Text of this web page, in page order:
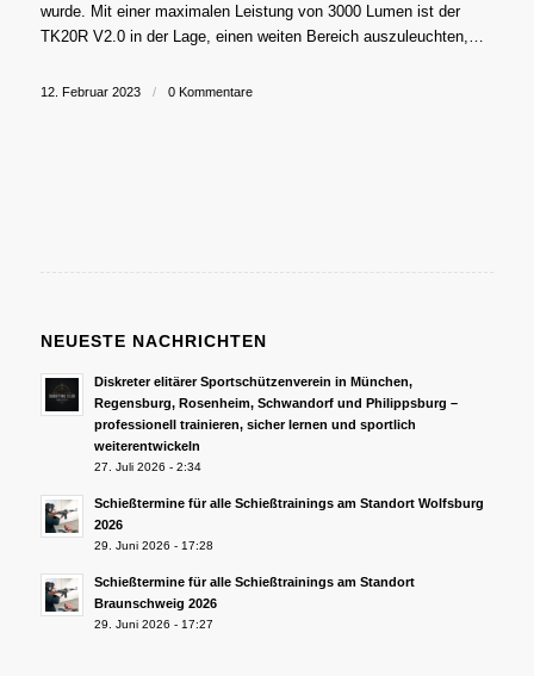
wurde. Mit einer maximalen Leistung von 3000 Lumen ist der
TK20R V2.0 in der Lage, einen weiten Bereich auszuleuchten,…
12. Februar 2023 / 0 Kommentare
NEUESTE NACHRICHTEN
Diskreter elitärer Sportschützenverein in München,
Regensburg, Rosenheim, Schwandorf und Philippsburg –
professionell trainieren, sicher lernen und sportlich
weiterentwickeln
27. Juli 2026 - 2:34
Schießtermine für alle Schießtrainings am Standort Wolfsburg
2026
29. Juni 2026 - 17:28
Schießtermine für alle Schießtrainings am Standort
Braunschweig 2026
29. Juni 2026 - 17:27